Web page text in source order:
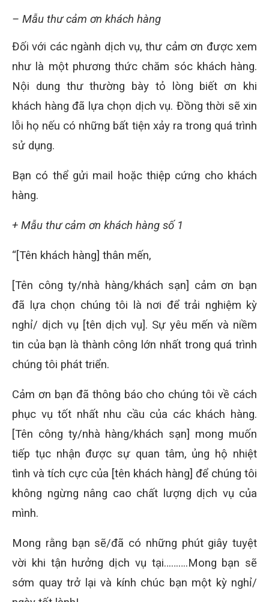
– Mẫu thư cảm ơn khách hàng
Đối với các ngành dịch vụ, thư cảm ơn được xem
như là một phương thức chăm sóc khách hàng.
Nội dung thư thường bày tỏ lòng biết ơn khi
khách hàng đã lựa chọn dịch vụ. Đồng thời sẽ xin
lỗi họ nếu có những bất tiện xảy ra trong quá trình
sử dụng.
Bạn có thể gửi mail hoặc thiệp cứng cho khách
hàng.
+ Mẫu thư cảm ơn khách hàng số 1
“[Tên khách hàng] thân mến,
[Tên công ty/nhà hàng/khách sạn] cảm ơn bạn
đã lựa chọn chúng tôi là nơi để trải nghiệm kỳ
nghỉ/ dịch vụ [tên dịch vụ]. Sự yêu mến và niềm
tin của bạn là thành công lớn nhất trong quá trình
chúng tôi phát triển.
Cảm ơn bạn đã thông báo cho chúng tôi về cách
phục vụ tốt nhất nhu cầu của các khách hàng.
[Tên công ty/nhà hàng/khách sạn] mong muốn
tiếp tục nhận được sự quan tâm, ủng hộ nhiệt
tình và tích cực của [tên khách hàng] để chúng tôi
không ngừng nâng cao chất lượng dịch vụ của
mình.
Mong rằng bạn sẽ/đã có những phút giây tuyệt
vời khi tận hưởng dịch vụ tại……….Mong bạn sẽ
sớm quay trở lại và kính chúc bạn một kỳ nghỉ/